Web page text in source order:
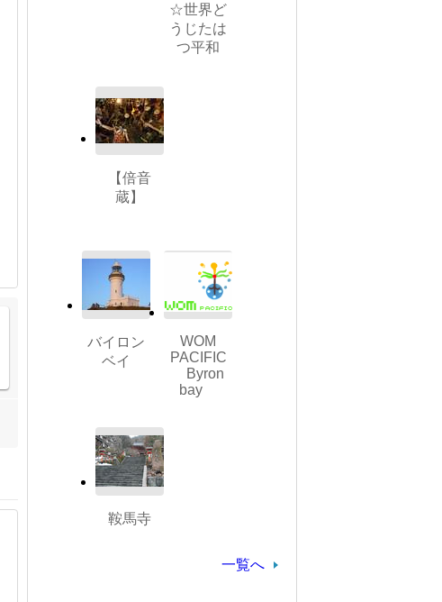
☆世界ど
うじたは
つ平和
【倍音
蔵】
バイロン
ベイ
WOM
PACIFIC
Byron
bay
鞍馬寺
一覧へ